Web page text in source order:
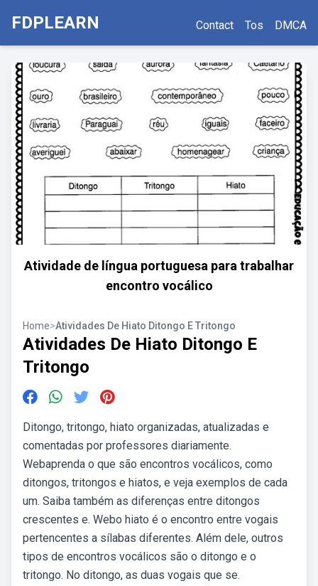
FDPLEARN Contact Tos DMCA
Atividade de língua portuguesa para trabalhar
encontro vocálico
Home>Atividades De Hiato Ditongo E Tritongo
Atividades De Hiato Ditongo E
Tritongo
Ditongo, tritongo, hiato organizadas, atualizadas e
comentadas por professores diariamente.
Webaprenda o que são encontros vocálicos, como
ditongos, tritongos e hiatos, e veja exemplos de cada
um. Saiba também as diferenças entre ditongos
crescentes e. Webo hiato é o encontro entre vogais
pertencentes a sílabas diferentes. Além dele, outros
tipos de encontros vocálicos são o ditongo e o
tritongo. No ditongo, as duas vogais que se.